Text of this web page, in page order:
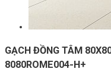
GẠCH ĐỒNG TÂM
8080ROME004-H+